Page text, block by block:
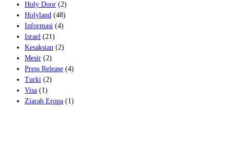
Holy Door (2)
Holyland (48)
Informasi (4)
Israel (21)
Kesaksian (2)
Mesir (2)
Press Release (4)
Turki (2)
Visa (1)
Ziarah Eropa (1)